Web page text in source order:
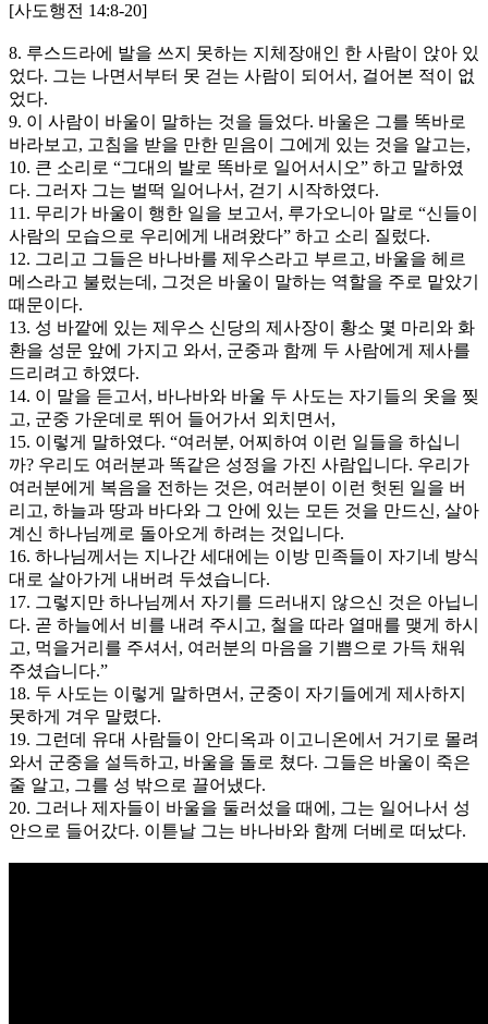
[사도행전 14:8-20]
8. 루스드라에 발을 쓰지 못하는 지체장애인 한 사람이 앉아 있
었다. 그는 나면서부터 못 걷는 사람이 되어서, 걸어본 적이 없
었다.
9. 이 사람이 바울이 말하는 것을 들었다. 바울은 그를 똑바로
바라보고, 고침을 받을 만한 믿음이 그에게 있는 것을 알고는,
10. 큰 소리로 “그대의 발로 똑바로 일어서시오” 하고 말하였
다. 그러자 그는 벌떡 일어나서, 걷기 시작하였다.
11. 무리가 바울이 행한 일을 보고서, 루가오니아 말로 “신들이
사람의 모습으로 우리에게 내려왔다” 하고 소리 질렀다.
12. 그리고 그들은 바나바를 제우스라고 부르고, 바울을 헤르
메스라고 불렀는데, 그것은 바울이 말하는 역할을 주로 맡았기
때문이다.
13. 성 바깥에 있는 제우스 신당의 제사장이 황소 몇 마리와 화
환을 성문 앞에 가지고 와서, 군중과 함께 두 사람에게 제사를
드리려고 하였다.
14. 이 말을 듣고서, 바나바와 바울 두 사도는 자기들의 옷을 찢
고, 군중 가운데로 뛰어 들어가서 외치면서,
15. 이렇게 말하였다. “여러분, 어찌하여 이런 일들을 하십니
까? 우리도 여러분과 똑같은 성정을 가진 사람입니다. 우리가
여러분에게 복음을 전하는 것은, 여러분이 이런 헛된 일을 버
리고, 하늘과 땅과 바다와 그 안에 있는 모든 것을 만드신, 살아
계신 하나님께로 돌아오게 하려는 것입니다.
16. 하나님께서는 지나간 세대에는 이방 민족들이 자기네 방식
대로 살아가게 내버려 두셨습니다.
17. 그렇지만 하나님께서 자기를 드러내지 않으신 것은 아닙니
다. 곧 하늘에서 비를 내려 주시고, 철을 따라 열매를 맺게 하시
고, 먹을거리를 주셔서, 여러분의 마음을 기쁨으로 가득 채워
주셨습니다.”
18. 두 사도는 이렇게 말하면서, 군중이 자기들에게 제사하지
못하게 겨우 말렸다.
19. 그런데 유대 사람들이 안디옥과 이고니온에서 거기로 몰려
와서 군중을 설득하고, 바울을 돌로 쳤다. 그들은 바울이 죽은
줄 알고, 그를 성 밖으로 끌어냈다.
20. 그러나 제자들이 바울을 둘러섰을 때에, 그는 일어나서 성
안으로 들어갔다. 이튿날 그는 바나바와 함께 더베로 떠났다.